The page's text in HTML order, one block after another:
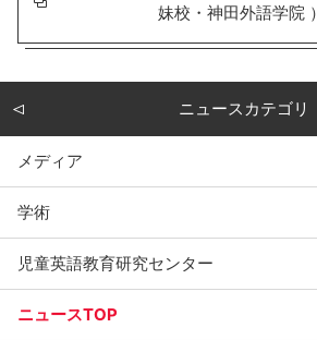
妹校・神田外語学院 ）
ニュースカテゴリ
メディア
学術
児童英語教育研究センター
ニュースTOP